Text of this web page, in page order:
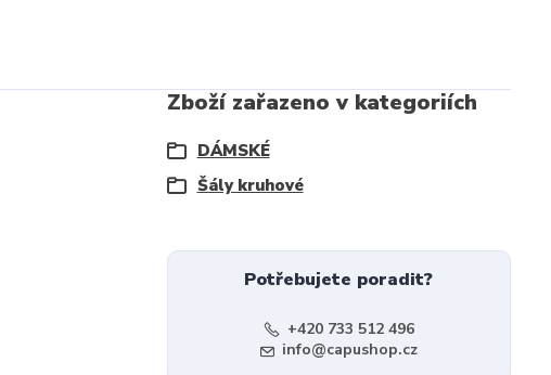
Zboží zařazeno v kategoriích
DÁMSKÉ
Šály kruhové
Potřebujete poradit?
+420 733 512 496
info@capushop.cz